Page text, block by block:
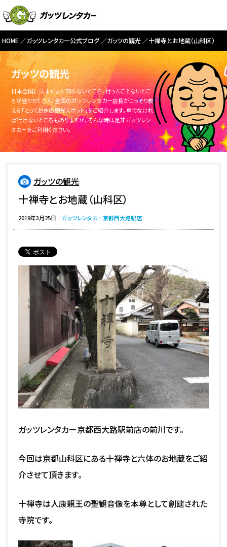
HOME ガッツレンタカー公式ブログ ガッツの観光 十禅寺とお地蔵（山科区）
ガッツの観光
日本全国にはまだまだ知らないところ、行ったことないとこ
ろが盛りだくさん！全国のガッツレンタカー店長がこっそり教
える「とっておきの観光スポット」をご紹介します。車でなけれ
ば行けないところもありますが、そんな時は是非ガッツレン
タカーをご利用ください。
ガッツの観光
十禅寺とお地蔵（山科区）
2019年3月25日 ｜ガッツレンタカー京都西大路駅店
ガッツレンタカー京都西大路駅前店の前川です。
今回は京都山科区にある十禅寺と六体のお地蔵をご紹
介させて頂きます。
十禅寺は人康親王の聖観音像を本尊として創建された
寺院です。